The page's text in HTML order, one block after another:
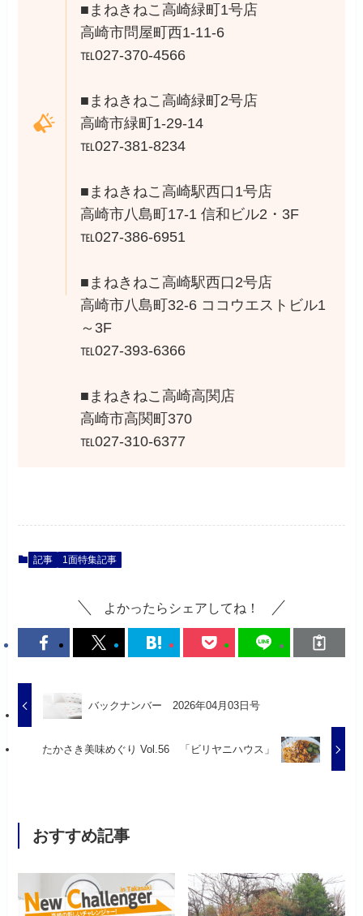
■まねきねこ高崎緑町1号店
高崎市問屋町西1-11-6
℡027-370-4566
■まねきねこ高崎緑町2号店
高崎市緑町1-29-14
℡027-381-8234
■まねきねこ高崎駅西口1号店
高崎市八島町17-1 信和ビル2・3F
℡027-386-6951
■まねきねこ高崎駅西口2号店
高崎市八島町32-6 ココウエストビル1
～3F
℡027-393-6366
■まねきねこ高崎高関店
高崎市高関町370
℡027-310-6377
記事 1面特集記事
よかったらシェアしてね！
バックナンバー 2026年04月03日号
たかさき美味めぐり Vol.56 「ビリヤニハウス」
おすすめ記事